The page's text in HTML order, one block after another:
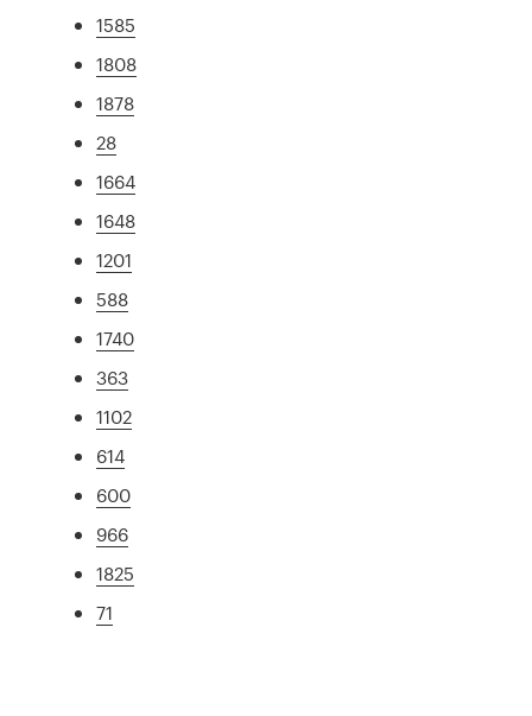
1585
1808
1878
28
1664
1648
1201
588
1740
363
1102
614
600
966
1825
71